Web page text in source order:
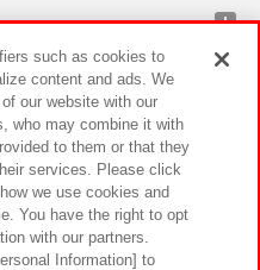
ィ サイトポリシー
クセシビリティ方針と検証結果
such as cookies to
content and ads. We
our website with our
who may combine it with
to them or that they
services. Please click
we use cookies and
You have the right to opt
with our partners.
Information] to